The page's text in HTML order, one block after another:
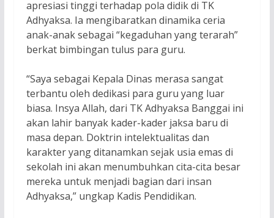
apresiasi tinggi terhadap pola didik di TK
Adhyaksa. Ia mengibaratkan dinamika ceria
anak-anak sebagai “kegaduhan yang terarah”
berkat bimbingan tulus para guru.
“Saya sebagai Kepala Dinas merasa sangat
terbantu oleh dedikasi para guru yang luar
biasa. Insya Allah, dari TK Adhyaksa Banggai ini
akan lahir banyak kader-kader jaksa baru di
masa depan. Doktrin intelektualitas dan
karakter yang ditanamkan sejak usia emas di
sekolah ini akan menumbuhkan cita-cita besar
mereka untuk menjadi bagian dari insan
Adhyaksa,” ungkap Kadis Pendidikan.